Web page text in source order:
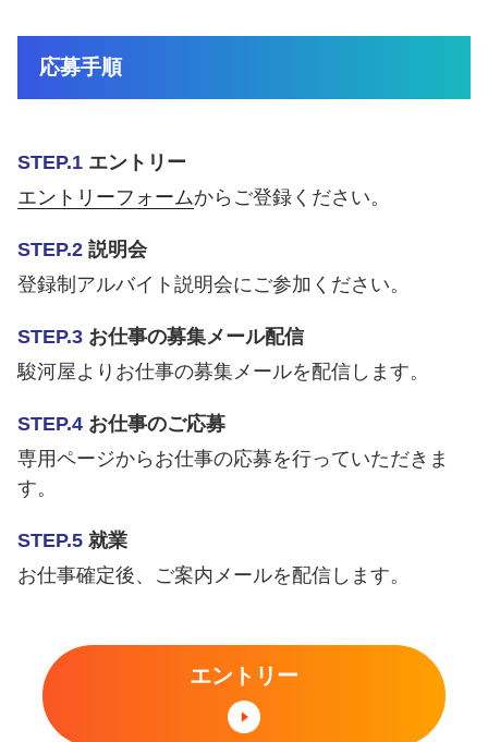
応募手順
STEP.1 エントリー
エントリーフォームからご登録ください。
STEP.2 説明会
登録制アルバイト説明会にご参加ください。
STEP.3 お仕事の募集メール配信
駿河屋よりお仕事の募集メールを配信します。
STEP.4 お仕事のご応募
専用ページからお仕事の応募を行っていただきま
す。
STEP.5 就業
お仕事確定後、ご案内メールを配信します。
エントリー